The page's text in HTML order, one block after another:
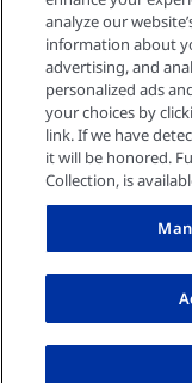
Linkuri
© Fresenius
Politica de
Declarație
Mențiuni legale
analyze our
information about
advertising, and
personalized ads
your choices by
link. If we have
it will be honored.
Collection, is